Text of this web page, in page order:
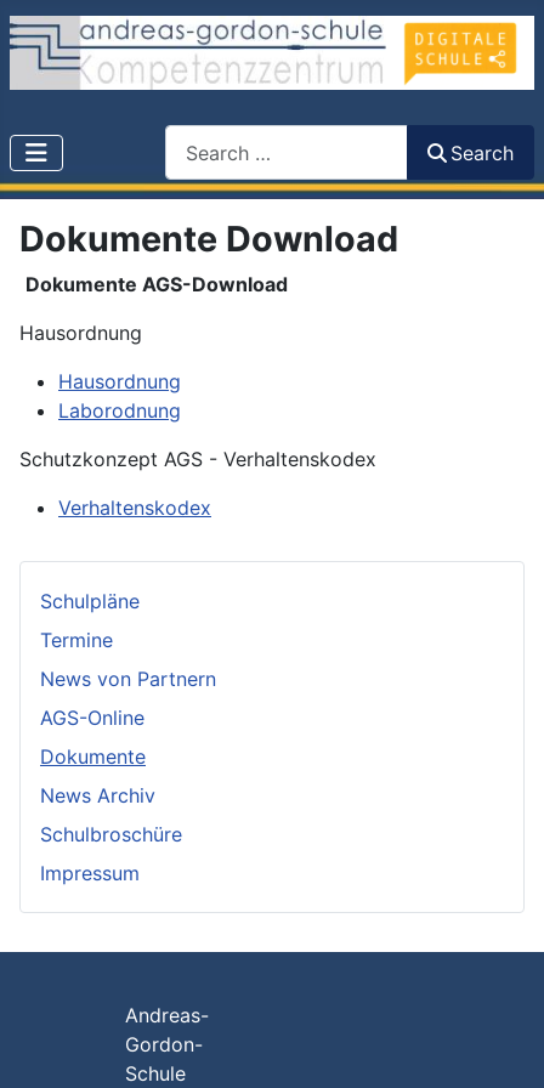
Search
Dokumente Download
Dokumente AGS-Download
Hausordnung
Hausordnung
Laborodnung
Schutzkonzept AGS - Verhaltenskodex
Verhaltenskodex
Schulpläne
Termine
News von Partnern
AGS-Online
Dokumente
News Archiv
Schulbroschüre
Impressum
Andreas-
Gordon-
Schule